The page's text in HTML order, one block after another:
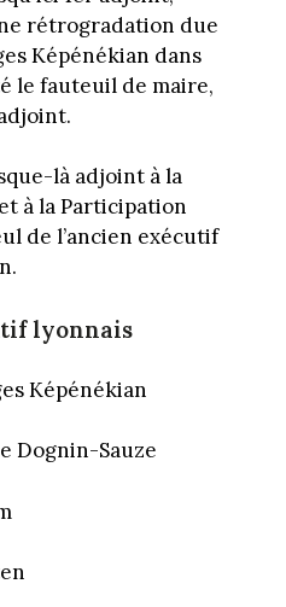
rétrogradation due
Képénékian dans
le fauteuil de maire,
là adjoint à la
à la Participation
de l’ancien exécutif
lyonnais
Képénékian
Dognin-Sauze